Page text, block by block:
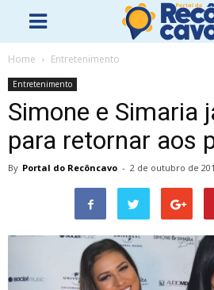
Home Entretenimento
Entretenimento
Simone e Simaria
para retornar aos
By Portal do Recôncavo - 2 de outubro de